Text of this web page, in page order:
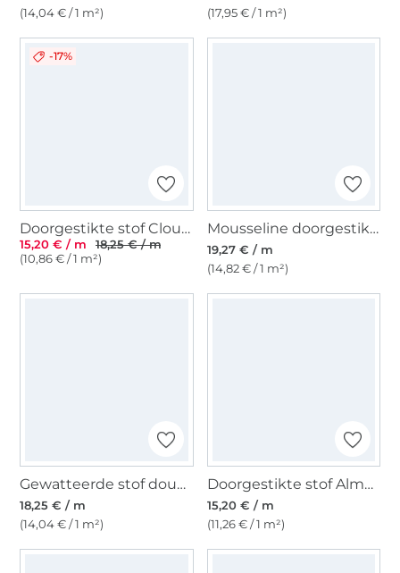
(14,04 € / 1 m²)
(17,95 € / 1 m²)
-17%
Doorgestikte stof Clouds, blauwgrijs
15,20 € / m
18,25 € / m
(10,86 € / 1 m²)
Mousseline doorgestikte stof Doubleface, wijnrood- oudroze
19,27 € / m
(14,82 € / 1 m²)
Gewatteerde stof doubleface Enjoy Vintage Blossom, bruin
18,25 € / m
(14,04 € / 1 m²)
Doorgestikte stof Alma, paars
15,20 € / m
(11,26 € / 1 m²)